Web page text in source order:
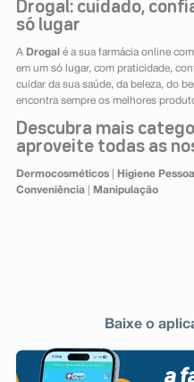
Drogal: cuidado,
só lugar
A Drogal é a sua farmácia online
em um só lugar, com praticidade,
cuidar da sua saúde, da beleza, do
encontra sempre os melhores
Descubra mais
aproveite todas as
Dermocosméticos| Higiene Pessoal
Conveniência| Manipulação
Baixe o